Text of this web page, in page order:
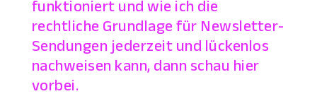
funktioniert und wie ich die
rechtliche Grundlage für Newsletter-
Sendungen jederzeit und lückenlos
nachweisen kann, dann schau hier
vorbei.